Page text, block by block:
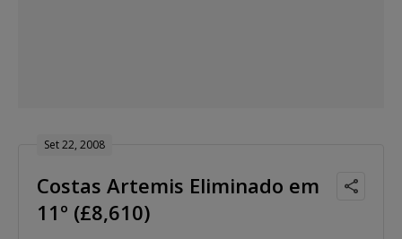
Set 22, 2008
Costas Artemis Eliminado em
11º (£8,610)